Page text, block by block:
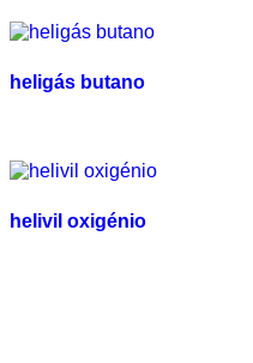
heligás butano
helivil oxigénio